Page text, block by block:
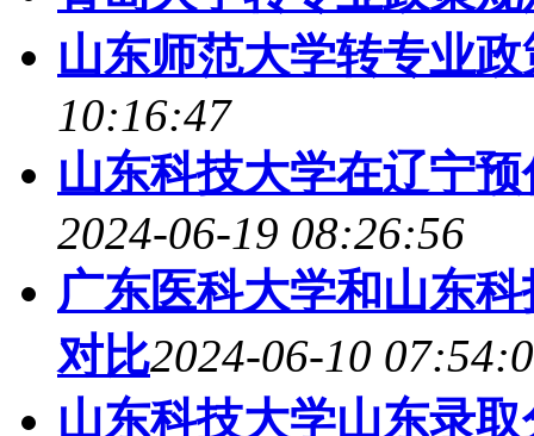
山东师范大学转专业
10:16:47
山东科技大学在辽宁
2024-06-19 08:26:56
广东医科大学和山东
对比2024-06-10
山东科技大学山东录